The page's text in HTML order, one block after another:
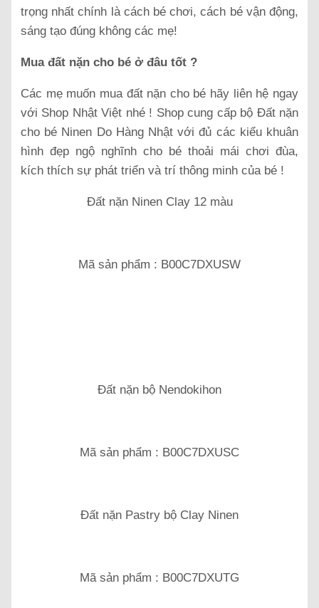
trọng nhất chính là cách bé chơi, cách bé vận động,
sáng tạo đúng không các mẹ!
Mua đất nặn cho bé ở đâu tốt ?
Các mẹ muốn mua đất nặn cho bé hãy liên hệ ngay
với Shop Nhật Việt nhé ! Shop cung cấp bộ Đất nặn
cho bé Ninen Do Hàng Nhật với đủ các kiểu khuân
hình đẹp ngộ nghĩnh cho bé thoải mái chơi đùa,
kích thích sự phát triển và trí thông minh của bé !
Đất nặn Ninen Clay 12 màu
Mã sản phẩm : B00C7DXUSW
Đất nặn bộ Nendokihon
Mã sản phẩm : B00C7DXUSC
Đất nặn Pastry bộ Clay Ninen
Mã sản phẩm : B00C7DXUTG